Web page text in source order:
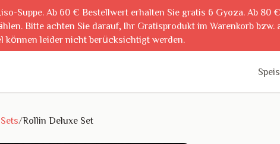
Suppe. Ab 60 € Bestellwert erhalten Sie gratis 6 Gyoza. Ab
Bitte achten Sie darauf, Ihr Gratisprodukt im Warenkorb
leider nicht berücksichtigt werden.
/Rollin Deluxe Set